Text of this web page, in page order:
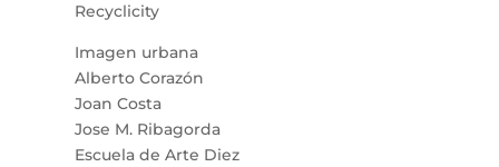
Recyclicity
Imagen urbana
Alberto Corazón
Joan Costa
Jose M. Ribagorda
Escuela de Arte Diez